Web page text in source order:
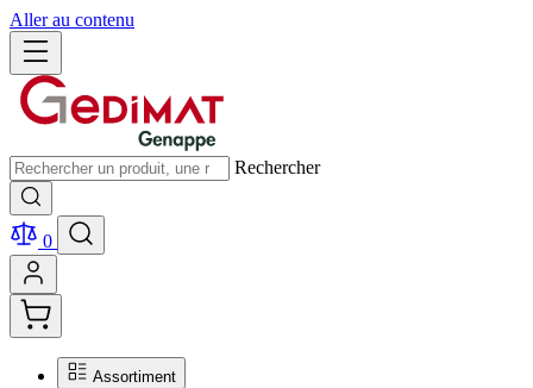
Aller au contenu
Rechercher
0
Assortiment